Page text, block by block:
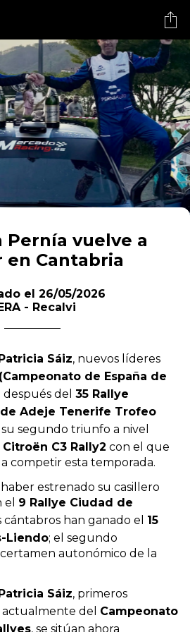
Pernía vuelve a
en Cantabria
el 26/05/2026
- Recalvi
Sáiz, nuevos líderes
de España de
después del 35 Rallye
Adeje Tenerife Trofeo
segundo triunfo a nivel
Citroën C3 Rally2 con el que
competir esta temporada.
estrenado su casillero
9 Rallye Ciudad de
cántabros han ganado el 15
Liendo; el segundo
autonómico de la
Sáiz, primeros
del Campeonato
, se sitúan ahora